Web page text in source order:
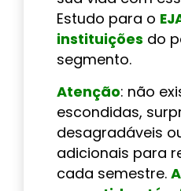
Estudo para o
instituições do
segmento.
Atenção: não
escondidas,
desagradáveis
adicionais para
cada semestre.